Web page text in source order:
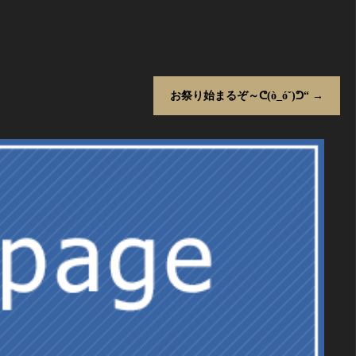
お祭り始まるぞ～ᕦ(ò_óˇ)ᕤ“ →